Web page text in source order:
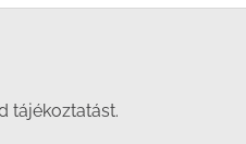
tájékoztatást.